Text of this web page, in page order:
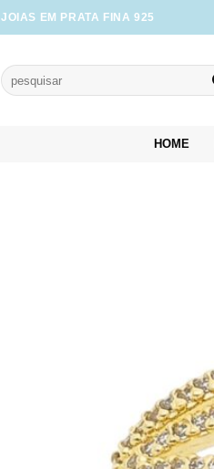
JOIAS EM PRATA FINA 925
Pesquisar
por:
HOME